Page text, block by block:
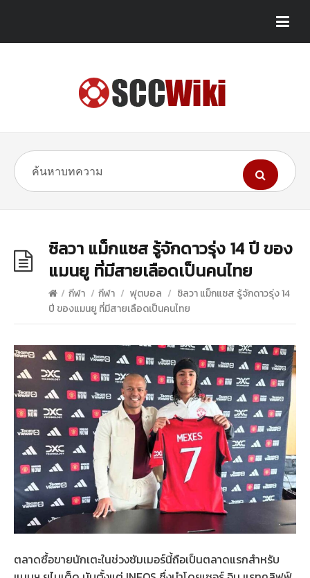
ซิลวา แม็กแซส รู้จักดาวรุ่ง 14 ปี ของ
แมนยู ที่มีสายเลือดเป็นคนไทย
/ กีฬา / กีฬา / ฟุตบอล / ซิลวา แม็กแซส รู้จักดาวรุ่ง 14
ปี ของแมนยู ที่มีสายเลือดเป็นคนไทย
ตลาดซื้อขายนักเตะในช่วงซัมเมอร์นี้ถือเป็นตลาดแรกสำหรับ